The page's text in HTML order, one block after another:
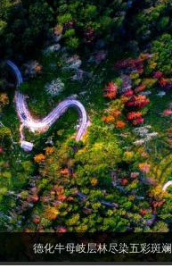
德化牛母岐层林尽染五彩斑斓